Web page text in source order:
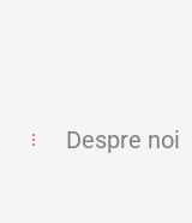
Despre noi